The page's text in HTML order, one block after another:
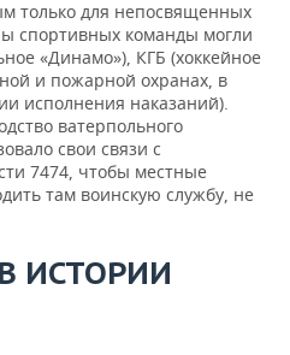
только для непосвященных
спортивных команды могли
«Динамо»), КГБ (хоккейное
и пожарной охранах, в
исполнения наказаний).
ватерпольного
свои связи с
7474, чтобы местные
там воинскую службу, не
ИСТОРИИ